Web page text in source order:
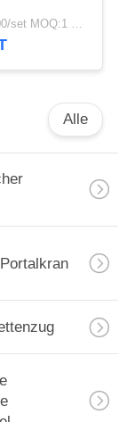
USD1000-5000/set MOQ:1 Satz
Alle